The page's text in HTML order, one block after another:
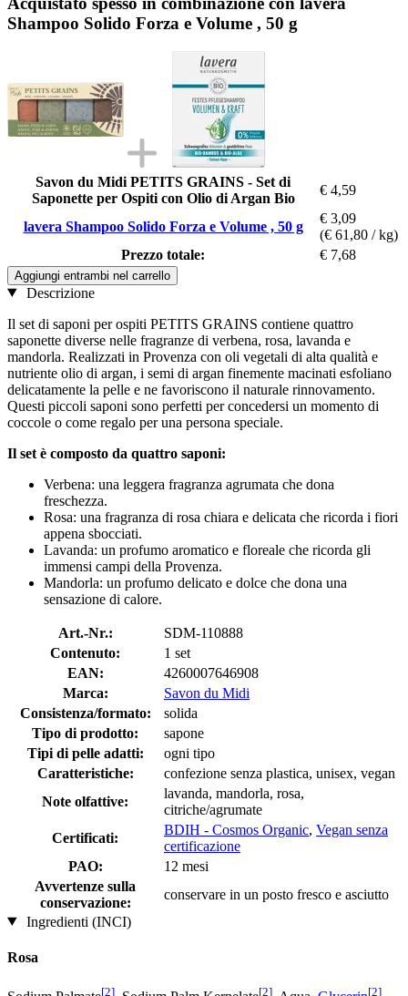
Shampoo Solido Forza e Volume , 50 g
Savon du Midi PETITS GRAINS - Set di
Saponette per Ospiti con Olio di Argan Bio
€ 4,59
lavera Shampoo Solido Forza e Volume , 50 g
€ 3,09
(€ 61,80 / kg)
Prezzo totale:
€ 7,68
Aggiungi entrambi nel carrello
Descrizione
Il set di saponi per ospiti PETITS GRAINS contiene quattro
saponette diverse nelle fragranze di verbena, rosa, lavanda e
mandorla. Realizzati in Provenza con oli vegetali di alta qualità e
nutriente olio di argan, i semi di argan finemente macinati esfoliano
delicatamente la pelle e ne favoriscono il naturale rinnovamento.
Questi piccoli saponi sono perfetti per concedersi un momento di
coccole o come regalo per una persona speciale.
Il set è composto da quattro saponi:
Verbena: una leggera fragranza agrumata che dona
freschezza.
Rosa: una fragranza di rosa chiara e delicata che ricorda i fiori
appena sbocciati.
Lavanda: un profumo aromatico e floreale che ricorda gli
immensi campi della Provenza.
Mandorla: un profumo delicato e dolce che dona una
sensazione di calore.
Art.-Nr.:
SDM-110888
Contenuto:
1 set
EAN:
4260007646908
Marca:
Savon du Midi
Consistenza/formato:
solida
Tipo di prodotto:
sapone
Tipi di pelle adatti:
ogni tipo
Caratteristiche:
confezione senza plastica, unisex, vegan
Note olfattive:
lavanda, mandorla, rosa,
citriche/agrumate
Certificati:
BDIH - Cosmos Organic, Vegan senza
certificazione
PAO:
12 mesi
Avvertenze sulla
conservazione:
conservare in un posto fresco e asciutto
Ingredienti (INCI)
Rosa
[2] [2] [2]